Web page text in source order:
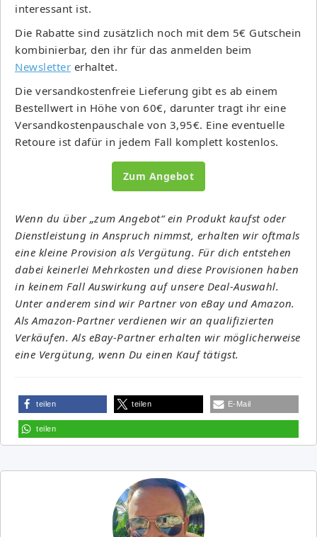
interessant ist.
Die Rabatte sind zusätzlich noch mit dem 5€ Gutschein
kombinierbar, den ihr für das anmelden beim
Newsletter erhaltet.
Die versandkostenfreie Lieferung gibt es ab einem
Bestellwert in Höhe von 60€, darunter tragt ihr eine
Versandkostenpauschale von 3,95€. Eine eventuelle
Retoure ist dafür in jedem Fall komplett kostenlos.
Zum Angebot
Wenn du über „zum Angebot“ ein Produkt kaufst oder
Dienstleistung in Anspruch nimmst, erhalten wir oftmals
eine kleine Provision als Vergütung. Für dich entstehen
dabei keinerlei Mehrkosten und diese Provisionen haben
in keinem Fall Auswirkung auf unsere Deal-Auswahl.
Unter anderem sind wir Partner von eBay und Amazon.
Als Amazon-Partner verdienen wir an qualifizierten
Verkäufen. Als eBay-Partner erhalten wir möglicherweise
eine Vergütung, wenn Du einen Kauf tätigst.
teilen teilen E-Mail
teilen